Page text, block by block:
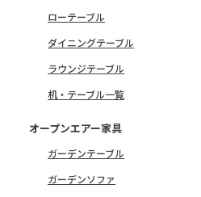
ローテーブル
ダイニングテーブル
ラウンジテーブル
机・テーブル一覧
オープンエアー家具
ガーデンテーブル
ガーデンソファ